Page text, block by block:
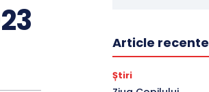
Article recente
Știri